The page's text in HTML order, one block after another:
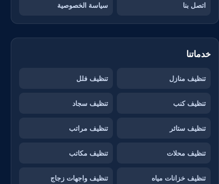
اتصل بنا سياسة الخصوصية
خدماتنا
تنظيف منازل تنظيف فلل
تنظيف كنب تنظيف سجاد
تنظيف ستائر تنظيف مراتب
تنظيف محلات تنظيف مكاتب
تنظيف خزانات مياه تنظيف واجهات زجاج